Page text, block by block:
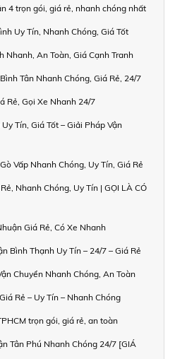
4 trọn gói, giá rẻ, nhanh chóng nhất
Uy Tín, Nhanh Chóng, Giá Tốt
Nhanh, An Toàn, Giá Cạnh Tranh
Tân Nhanh Chóng, Giá Rẻ, 24/7
Rẻ, Gọi Xe Nhanh 24/7
Tín, Giá Tốt – Giải Pháp Vận
Vấp Nhanh Chóng, Uy Tín, Giá Rẻ
Nhanh Chóng, Uy Tín | GỌI LÀ CÓ
Giá Rẻ, Có Xe Nhanh
Bình Thạnh Uy Tín – 24/7 – Giá Rẻ
Chuyển Nhanh Chóng, An Toàn
Rẻ – Uy Tín – Nhanh Chóng
trọn gói, giá rẻ, an toàn
Tân Phú Nhanh Chóng 24/7 [GIÁ